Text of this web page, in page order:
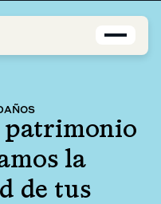
patrimonio
la
de tus